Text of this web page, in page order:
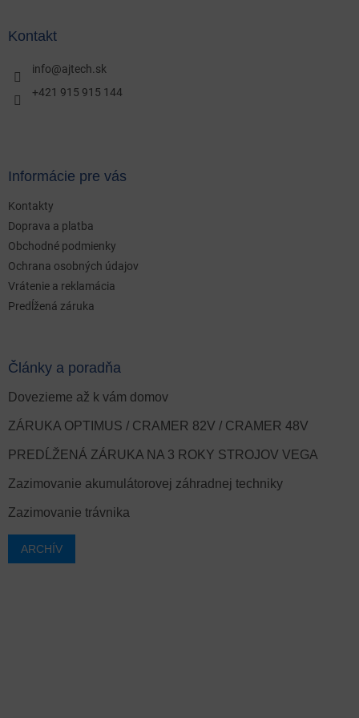
Kontakt
info@ajtech.sk
+421 915 915 144
Informácie pre vás
Kontakty
Doprava a platba
Obchodné podmienky
Ochrana osobných údajov
Vrátenie a reklamácia
Predĺžená záruka
Články a poradňa
Dovezieme až k vám domov
ZÁRUKA OPTIMUS / CRAMER 82V / CRAMER 48V
PREDĹŽENÁ ZÁRUKA NA 3 ROKY STROJOV VEGA
Zazimovanie akumulátorovej záhradnej techniky
Zazimovanie trávnika
ARCHÍV